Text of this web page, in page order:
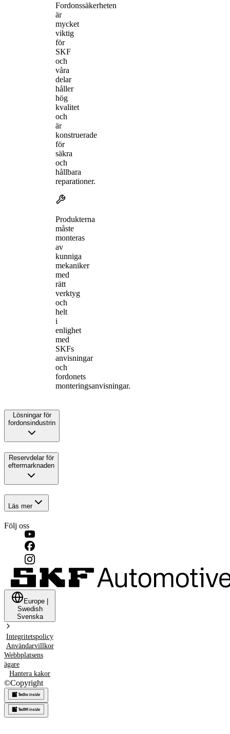
Fordonssäkerheten
är
mycket
viktig
för
SKF
och
våra
delar
håller
hög
kvalitet
och
är
konstruerade
för
säkra
och
hållbara
reparationer.
Produkterna
måste
monteras
av
kunniga
mekaniker
med
rätt
verktyg
och
helt
i
enlighet
med
SKFs
anvisningar
och
fordonets
monteringsanvisningar.
Lösningar för
fordonsindustrin
Reservdelar för
eftermarknaden
Läs mer
Följ oss
Europe
Swedish
Svenska
Integritetspolicy
Användarvillkor
Webbplatsens
ägare
Hantera kakor
©Copyright